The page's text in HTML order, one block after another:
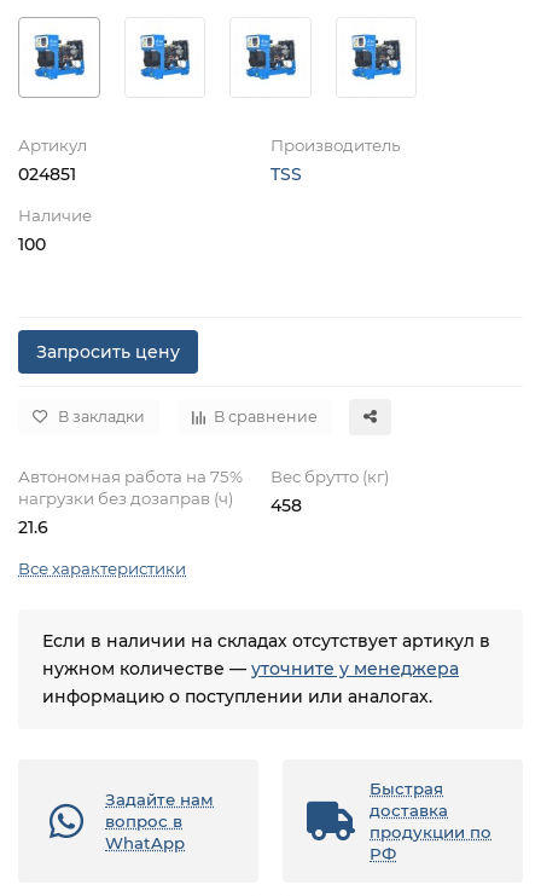
Артикул
024851
Производитель
TSS
Наличие
100
Запросить цену
В закладки В сравнение
Автономная работа на 75%
нагрузки без дозаправ (ч)
21.6
Вес брутто (кг)
458
Все характеристики
Если в наличии на складах отсутствует артикул в
нужном количестве — уточните у менеджера
информацию о поступлении или аналогах.
Задайте нам
вопрос в
WhatApp
Быстрая
доставка
продукции по
РФ